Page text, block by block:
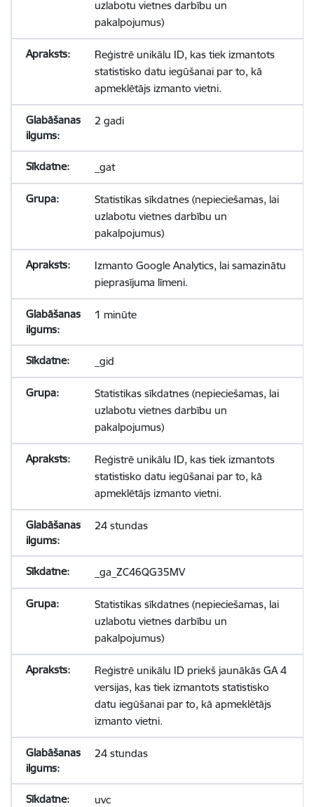
uzlabotu vietnes darbību un
pakalpojumus)
Reģistrē unikālu ID, kas tiek izmantots
statistisko datu iegūšanai par to, kā
apmeklētājs izmanto vietni.
2 gadi
_gat
Statistikas sīkdatnes (nepieciešamas, lai
uzlabotu vietnes darbību un
pakalpojumus)
Izmanto Google Analytics, lai samazinātu
pieprasījuma līmeni.
1 minūte
_gid
Statistikas sīkdatnes (nepieciešamas, lai
uzlabotu vietnes darbību un
pakalpojumus)
Reģistrē unikālu ID, kas tiek izmantots
statistisko datu iegūšanai par to, kā
apmeklētājs izmanto vietni.
24 stundas
_ga_ZC46QG35MV
Statistikas sīkdatnes (nepieciešamas, lai
uzlabotu vietnes darbību un
pakalpojumus)
Reģistrē unikālu ID priekš jaunākās GA 4
versijas, kas tiek izmantots statistisko
datu iegūšanai par to, kā apmeklētājs
izmanto vietni.
24 stundas
uvc